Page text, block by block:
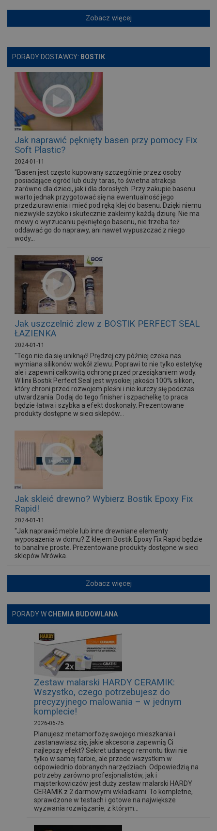
Zobacz więcej
PORADY DOSTAWCY: BOSTIK
Jak naprawić pęknięty basen przy pomocy Fix
Soft Plastic?
2024-01-11
"Basen jest często kupowany szczególnie przez osoby
posiadające ogród lub duży taras, to świetna atrakcja
zarówno dla dzieci, jak i dla dorosłych. Przy zakupie basenu
warto jednak przygotować się na ewentualność jego
przedziurawienia i mieć pod ręką klej do basenu. Dzięki niemu
niezwykle szybko i skutecznie zakleimy każdą dziurę. Nie ma
mowy o wyrzucaniu pękniętego basenu, nie trzeba też
oddawać go do naprawy, ani nawet wypuszczać z niego
wody...
Jak uszczelnić zlew z BOSTIK PERFECT SEAL
ŁAZIENKA
2024-01-11
"Tego nie da się uniknąć! Prędzej czy później czeka nas
wymiana silikonów wokół zlewu. Poprawi to nie tylko estetykę
ale i zapewni całkowitą ochronę przed przesiąkaniem wody.
W linii Bostik Perfect Seal jest wysokiej jakości 100% silikon,
który chroni przed rozwojem pleśni i nie kurczy się podczas
utwardzania. Dodaj do tego finisher i szpachelkę to praca
będzie łatwa i szybka a efekt doskonały. Prezentowane
produkty dostępne w sieci sklepów...
Jak skleić drewno? Wybierz Bostik Epoxy Fix
Rapid!
2024-01-11
"Jak naprawić meble lub inne drewniane elementy
wyposażenia w domu? Z klejem Bostik Epoxy Fix Rapid będzie
to banalnie proste. Prezentowane produkty dostępne w sieci
sklepów Mrówka.
Zobacz więcej
PORADY W CHEMIA BUDOWLANA
Zestaw malarski HARDY CERAMIK:
Wszystko, czego potrzebujesz do
precyzyjnego malowania – w jednym
komplecie!
2026-06-25
Planujesz metamorfozę swojego mieszkania i
zastanawiasz się, jakie akcesoria zapewnią Ci
najlepszy efekt? Sekret udanego remontu tkwi nie
tylko w samej farbie, ale przede wszystkim w
odpowiednio dobranych narzędziach. Odpowiedzią na
potrzeby zarówno profesjonalistów, jak i
majsterkowiczów jest duży zestaw malarski HARDY
CERAMIK z 2 darmowymi wkładkami. To kompletne,
sprawdzone w testach i gotowe na największe
wyzwania rozwiązanie, z którym...